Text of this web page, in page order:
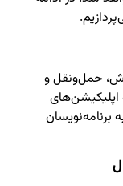
حمل‌ونقل و
اپلیکیشن‌های